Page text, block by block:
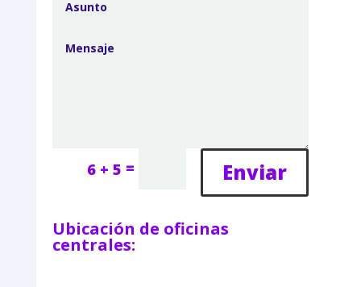
6 + 5 = Enviar
Ubicación de oficinas
centrales: